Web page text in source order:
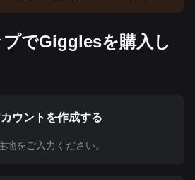
で上場されているすべて
ュートリアルが適用されます。
でGigglesを購入し
ウントを作成する
をご入力ください。